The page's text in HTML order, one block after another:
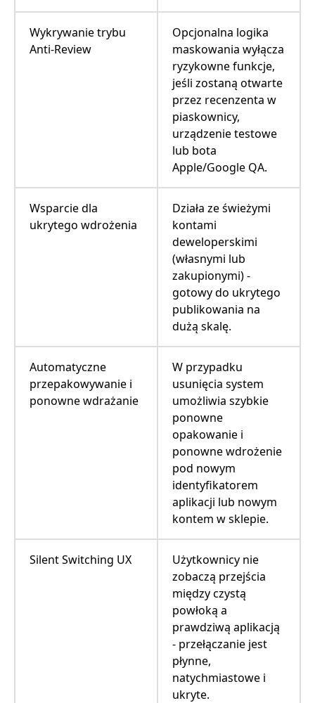
Wykrywanie trybu
Anti-Review
Opcjonalna logika
maskowania wyłącza
ryzykowne funkcje,
jeśli zostaną otwarte
przez recenzenta w
piaskownicy,
urządzenie testowe
lub bota
Apple/Google QA.
Wsparcie dla
ukrytego wdrożenia
Działa ze świeżymi
kontami
deweloperskimi
(własnymi lub
zakupionymi) -
gotowy do ukrytego
publikowania na
dużą skalę.
Automatyczne
przepakowywanie i
ponowne wdrażanie
W przypadku
usunięcia system
umożliwia szybkie
ponowne
opakowanie i
ponowne wdrożenie
pod nowym
identyfikatorem
aplikacji lub nowym
kontem w sklepie.
Silent Switching UX
Użytkownicy nie
zobaczą przejścia
między czystą
powłoką a
prawdziwą aplikacją
- przełączanie jest
płynne,
natychmiastowe i
ukryte.